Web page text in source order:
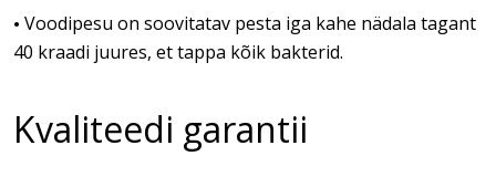
• Voodipesu on soovitatav pesta iga kahe nädala tagant
40 kraadi juures, et tappa kõik bakterid.
Kvaliteedi garantii